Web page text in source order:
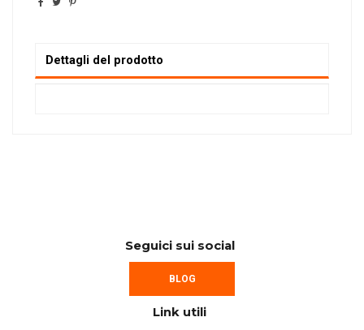
Dettagli del prodotto
Seguici sui social
BLOG
Link utili